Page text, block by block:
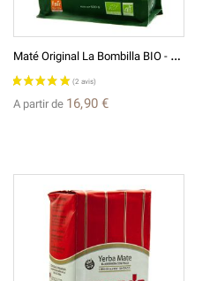
M
Até Original La Bombilla BIO - 500g Origine Brésil
A partir de 16,90 €